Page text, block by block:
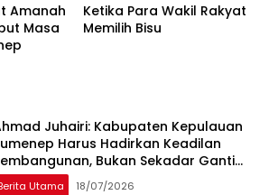
Amanah
Masa
Ketika Para Wakil Rakyat
Memilih Bisu
Juhairi: Kabupaten Kepulauan
Harus Hadirkan Keadilan
Bukan Sekadar Ganti
Utama 18/07/2026